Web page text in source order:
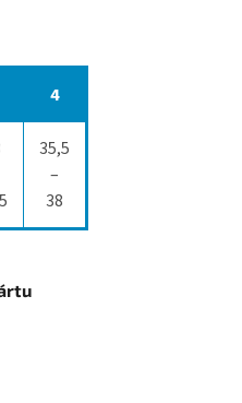
4
35,5
–
38